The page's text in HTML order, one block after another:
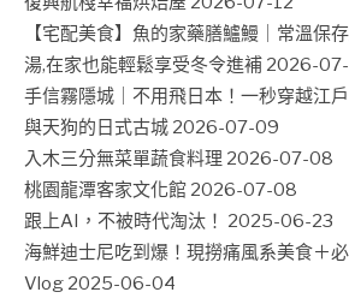
【宅配美食】魚的家藥膳鱸鰻｜常溫保
湯,在家也能輕鬆享受冬令進補 2026-
手信霧隱城｜不用飛日本！一秒穿越江
與天狗的日式古城 2026-07-09
入木三分無菜單蔬食料理 2026-07-08
桃園龍潭客家文化館 2026-07-08
跟上AI，不被時代淘汰！ 2025-06-23
海鮮迪士尼吃到爆！現撈痛風系美食＋
Vlog 2025-06-04